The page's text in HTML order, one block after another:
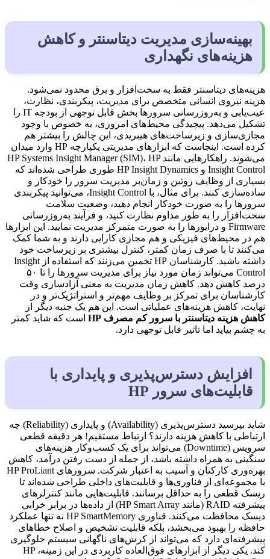
بهینه‌سازی مدیریت دیتاسنتر و کاهش
هزینه‌های نگهداری
هزینه‌های دیتاسنتر فقط به سخت‌افزار و برق محدود نمی‌شود.
هزینه نیروی انسانی متخصص برای مدیریت، پیکربندی، نظارت،
عیب‌یابی و به‌روزرسانی سرورها بخش قابل توجهی از بودجه IT را
تشکیل می‌دهد. پیچیدگی محیط‌های امروزی، به خصوص با وجود
مجازی‌سازی و زیرساخت‌های هیبریدی، این چالش را بیشتر هم
کرده است. اینجاست که ابزارهای مدیریتی یکپارچه HP وارد میدان
می‌شوند. راهکارهایی مانند HP Systems Insight Manager (SIM)، HP
Insight Control و HP Insight Dynamics طوری طراحی شده‌اند که
بسیاری از وظایف روتین و زمان‌بر مدیریت سرور را خودکار و
ساده‌سازی کنند. برای مثال، با Insight Control، می‌توانید پیکربندی
سرورها را به صورت خودکار انجام دهید، وضعیت سلامت
سخت‌افزار را به طور مداوم نظارت کنید، و فرآیند به‌روزرسانی
Firmware و درایورها را به صورت متمرکز مدیریت نمایید. این ابزارها
هم در محیط‌های فیزیکی و هم مجازی کارایی دارند و به شما کمک
می‌کنند تا با صرف زمان کمتر، کنترل بیشتری بر زیرساخت خود
داشته باشید. کارشناسان HP تخمین می‌زنند که استفاده از Insight
Control می‌تواند زمان مورد نیاز برای مدیریت سرورها را تا ۵۰
درصد کاهش دهد. کاهش زمان مدیریت به معنی آزادسازی وقت
کارشناسان برای تمرکز بر وظایف مهم‌تر و استراتژیک‌تر و در
نهایت، کاهش هزینه‌های عملیاتی است. این هم یک جنبه دیگر از
کاهش هزینه دیتاسنتر با سرور کم مصرف HP است که شاید کمتر
به چشم بیاید اما تاثیر قابل توجهی دارد.
افزایش دسترس‌پذیری و پایداری با
قابلیت‌های سرور HP
شاید بپرسید دسترس‌پذیری (Availability) و پایداری (Reliability) چه
ارتباطی با کاهش هزینه دارند؟ ارتباط مستقیم! هر دقیقه قطعی
سرویس (Downtime) می‌تواند برای یک کسب‌وکار هزینه‌های
سنگینی به همراه داشته باشد، از جمله از دست رفتن درآمد، کاهش
بهره‌وری کارکنان و آسیب به اعتبار شرکت. سرورهای HP ProLiant
با مجموعه‌ای از فناوری‌ها و قابلیت‌های داخلی طراحی شده‌اند تا
ریسک قطعی را به حداقل برسانند. قابلیت‌هایی مانند کنترلرهای
پیشرفته RAID (مانند HP Smart Array) از داده‌ها در برابر خرابی
دیسک محافظت می‌کنند. فناوری HP SmartMemory نه تنها عملکرد
حافظه را بهبود می‌بخشد، بلکه قابلیت تشخیص و اصلاح خطاهای
پیشرفته‌ای دارد که می‌تواند از کرش‌های ناگهانی سیستم جلوگیری
کند. یکی دیگر از ابزارهای فوق‌العاده کاربردی در این زمینه، HP